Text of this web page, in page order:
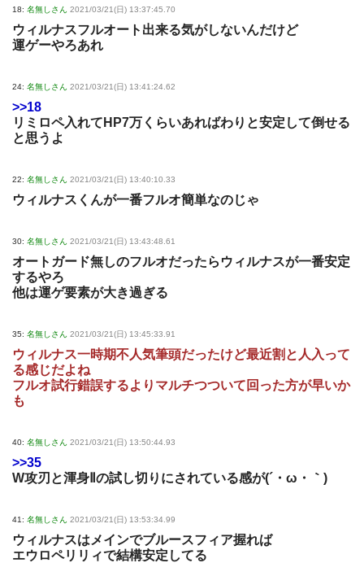
18: 名無しさん 2021/03/21(日) 13:37:45.70
ウィルナスフルオート出来る気がしないんだけど
運ゲーやろあれ
24: 名無しさん 2021/03/21(日) 13:41:24.62
>>18
リミロペ入れてHP7万くらいあればわりと安定して倒せる
と思うよ
22: 名無しさん 2021/03/21(日) 13:40:10.33
ウィルナスくんが一番フルオ簡単なのじゃ
30: 名無しさん 2021/03/21(日) 13:43:48.61
オートガード無しのフルオだったらウィルナスが一番安定
するやろ
他は運ゲ要素が大き過ぎる
35: 名無しさん 2021/03/21(日) 13:45:33.91
ウィルナス一時期不人気筆頭だったけど最近割と人入って
る感じだよね
フルオ試行錯誤するよりマルチつついて回った方が早いか
も
40: 名無しさん 2021/03/21(日) 13:50:44.93
>>35
W攻刃と渾身Ⅱの試し切りにされている感が(´・ω・｀)
41: 名無しさん 2021/03/21(日) 13:53:34.99
ウィルナスはメインでブルースフィア握れば
エウロペリリィで結構安定してる